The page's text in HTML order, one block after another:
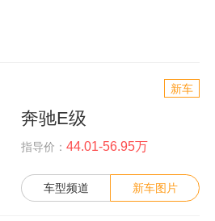
新车
奔驰E级
指导价： 44.01-56.95万
车型频道 新车图片